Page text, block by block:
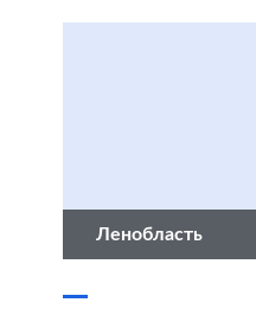
Ленобласть